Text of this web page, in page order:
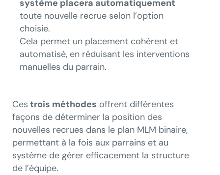
système placera automatiquement
toute nouvelle recrue selon l’option
choisie.
Cela permet un placement cohérent et
automatisé, en réduisant les interventions
manuelles du parrain.
Ces trois méthodes offrent différentes
façons de déterminer la position des
nouvelles recrues dans le plan MLM binaire,
permettant à la fois aux parrains et au
système de gérer efficacement la structure
de l’équipe.